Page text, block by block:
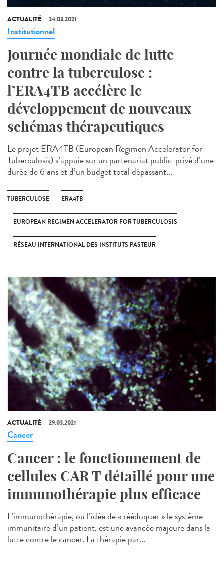
ACTUALITÉ 24.03.2021
Institutionnel
Journée mondiale de lutte
contre la tuberculose :
l’ERA4TB accélère le
développement de nouveaux
schémas thérapeutiques
Le projet ERA4TB (European Regimen Accelerator for
Tuberculosis) s’appuie sur un partenariat public-privé d’une
durée de 6 ans et d’un budget total dépassant...
TUBERCULOSE ERA4TB
EUROPEAN REGIMEN ACCELERATOR FOR TUBERCULOSIS
RÉSEAU INTERNATIONAL DES INSTITUTS PASTEUR
ACTUALITÉ 29.03.2021
Cancer
Cancer : le fonctionnement de
cellules CAR T détaillé pour une
immunothérapie plus efficace
L’immunothérapie, ou l’idée de « rééduquer » le système
immunitaire d’un patient, est une avancée majeure dans la
lutte contre le cancer. La thérapie par...